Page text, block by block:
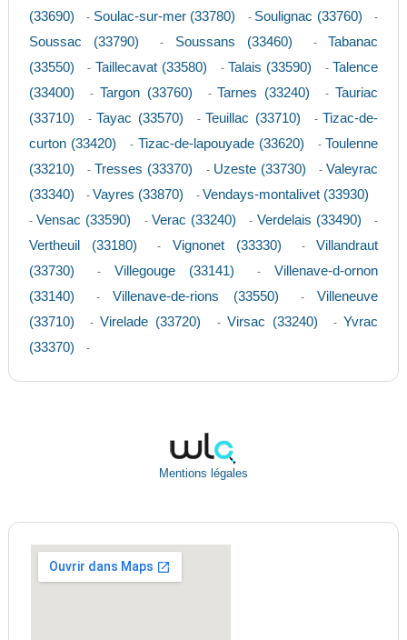
(33690)
- Soulac-sur-mer (33780) - Soulignac (33760) -
Soussac (33790) - Soussans (33460) - Tabanac
(33550)
- Taillecavat (33580) - Talais (33590) - Talence
(33400)
- Targon (33760) - Tarnes (33240) - Tauriac
(33710)
- Tayac (33570) - Teuillac (33710) - Tizac-de-
curton (33420)
- Tizac-de-lapouyade (33620) - Toulenne
(33210)
- Tresses (33370) - Uzeste (33730) - Valeyrac
(33340)
- Vayres (33870) - Vendays-montalivet (33930)
- Vensac (33590) - Verac (33240) - Verdelais (33490) -
Vertheuil (33180) - Vignonet (33330) - Villandraut
(33730)
- Villegouge (33141) - Villenave-d-ornon
(33140)
- Villenave-de-rions (33550) - Villeneuve
(33710)
- Virelade (33720) - Virsac (33240) - Yvrac
(33370)
-
Mentions légales